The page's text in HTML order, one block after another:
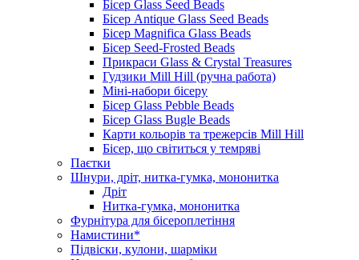
Бісер Glass Seed Beads
Бісер Antique Glass Seed Beads
Бісер Magnifica Glass Beads
Бісер Seed-Frosted Beads
Прикраси Glass & Crystal Treasures
Гудзики Mill Hill (ручна работа)
Міні-набори бісеру
Бісер Glass Pebble Beads
Бісер Glass Bugle Beads
Карти кольорів та трежерсів Mill Hill
Бісер, що світиться у темряві
Паєтки
Шнури, дріт, нитка-гумка, мононитка
Дріт
Нитка-гумка, мононитка
Фурнітура для бісероплетіння
Намистини*
Підвіски, кулони, шарміки